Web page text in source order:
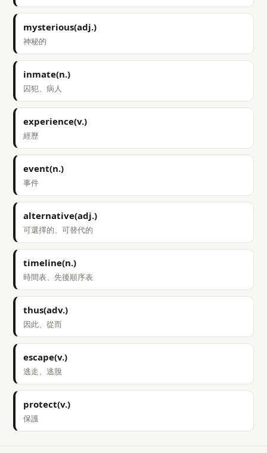
mysterious(adj.)
神秘的
inmate(n.)
囚犯、病人
experience(v.)
經歷
event(n.)
事件
alternative(adj.)
可選擇的、可替代的
timeline(n.)
時間表、先後順序表
thus(adv.)
因此、從而
escape(v.)
逃走、逃脫
protect(v.)
保護